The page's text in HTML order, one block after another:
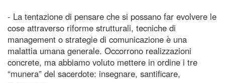
- La tentazione di pensare che si possano far evolvere le
cose attraverso riforme strutturali, tecniche di
management o strategie di comunicazione è una
malattia umana generale. Occorrono realizzazioni
concrete, ma abbiamo voluto mettere in ordine i tre
“munera” del sacerdote: insegnare, santificare,